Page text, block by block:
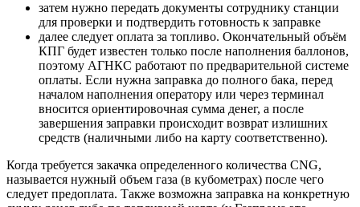
затем нужно передать документы сотруднику станции
для проверки и подтвердить готовность к заправке
далее следует оплата за топливо. Окончательный объём
КПГ будет известен только после наполнения баллонов,
поэтому АГНКС работают по предварительной системе
оплаты. Если нужна заправка до полного бака, перед
началом наполнения оператору или через терминал
вносится ориентировочная сумма денег, а после
завершения заправки происходит возврат излишних
средств (наличными либо на карту соответственно).
Когда требуется закачка определенного количества CNG,
называется нужный объем газа (в кубометрах) после чего
следует предоплата. Также возможна заправка на конкретную